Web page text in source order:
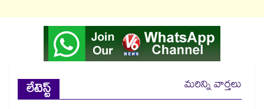
లేటెస్ట్
మరిన్ని వార్తలు